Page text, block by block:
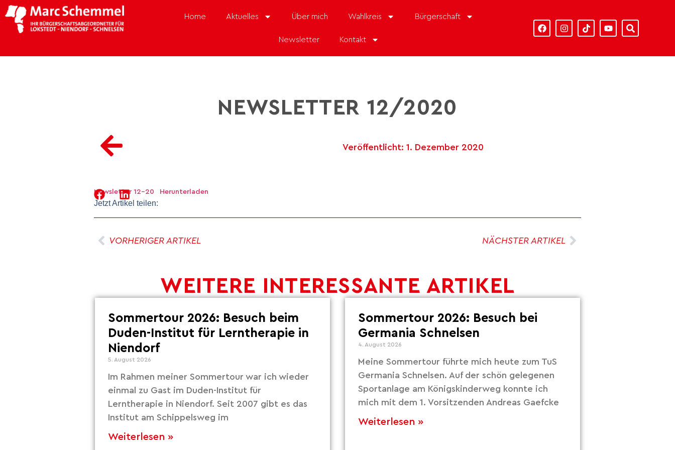
Home Aktuelles Über mich Wahlkreis Bürgerschaft
Newsletter Kontakt
NEWSLETTER 12/2020
Veröffentlicht: 1. Dezember 2020
Newsletter 12-20 Herunterladen
Jetzt Artikel teilen:
VORHERIGER ARTIKEL NÄCHSTER ARTIKEL
WEITERE INTERESSANTE ARTIKEL
Sommertour 2026: Besuch beim
Duden-Institut für Lerntherapie in
Niendorf
5. August 2026
Im Rahmen meiner Sommertour war ich wieder
einmal zu Gast im Duden-Institut für
Lerntherapie in Niendorf. Seit 2007 gibt es das
Institut am Schippelsweg im
Weiterlesen »
Sommertour 2026: Besuch bei
Germania Schnelsen
4. August 2026
Meine Sommertour führte mich heute zum TuS
Germania Schnelsen. Auf der schön gelegenen
Sportanlage am Königskinderweg konnte ich
mich mit dem 1. Vorsitzenden Andreas Gaefcke
Weiterlesen »